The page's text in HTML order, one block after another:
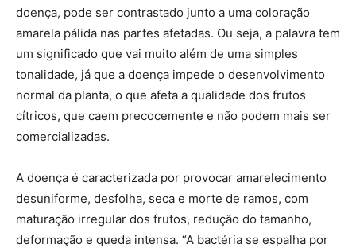
doença, pode ser contrastado junto a uma coloração
amarela pálida nas partes afetadas. Ou seja, a palavra tem
um significado que vai muito além de uma simples
tonalidade, já que a doença impede o desenvolvimento
normal da planta, o que afeta a qualidade dos frutos
cítricos, que caem precocemente e não podem mais ser
comercializadas.
A doença é caracterizada por provocar amarelecimento
desuniforme, desfolha, seca e morte de ramos, com
maturação irregular dos frutos, redução do tamanho,
deformação e queda intensa. “A bactéria se espalha por